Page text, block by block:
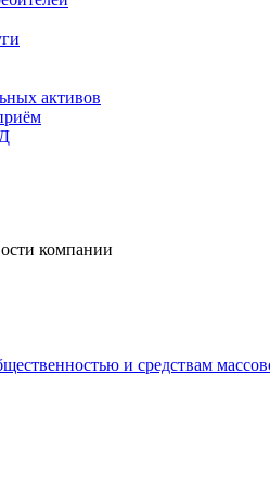
активов
компании
и средствам